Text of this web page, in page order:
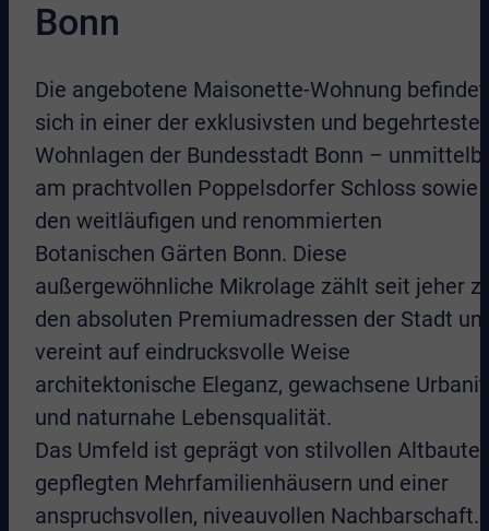
Bonn
Die angebotene Maisonette-Wohnung befindet
sich in einer der exklusivsten und
Wohnlagen der Bundesstadt Bonn –
am prachtvollen Poppelsdorfer Schloss sowie
den weitläufigen und renommierten
Botanischen Gärten Bonn. Diese
außergewöhnliche Mikrolage zählt seit jeher
den absoluten Premiumadressen der Stadt
vereint auf eindrucksvolle Weise
architektonische Eleganz, gewachsene
und naturnahe Lebensqualität.
Das Umfeld ist geprägt von stilvollen
gepflegten Mehrfamilienhäusern und einer
anspruchsvollen, niveauvollen Nachbarschaft.